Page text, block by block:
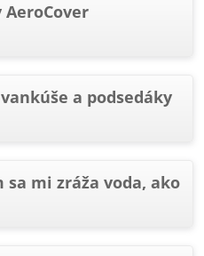
a podsedáky
mi zráža voda, ako